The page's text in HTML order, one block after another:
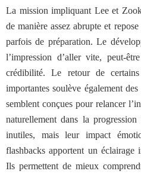
La mission impliquant Lee et
de manière assez abrupte et
parfois de préparation. Le
l’impression d’aller vite, peut-
crédibilité. Le retour de
importantes soulève également
semblent conçues pour relancer
naturellement dans la
inutiles, mais leur impact
flashbacks apportent un éclairage
Ils permettent de mieux